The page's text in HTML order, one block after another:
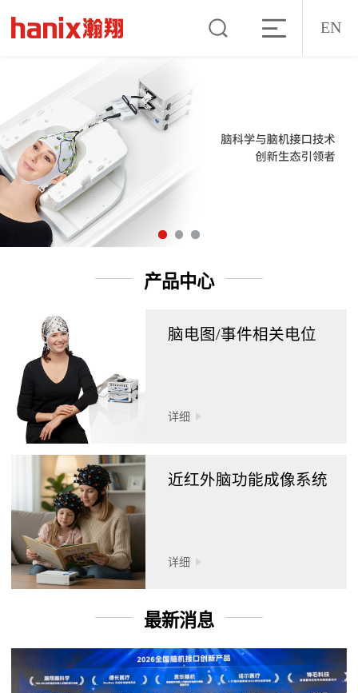
EN
产品中心
脑电图/事件相关电位
详细
近红外脑功能成像系统
详细
最新消息